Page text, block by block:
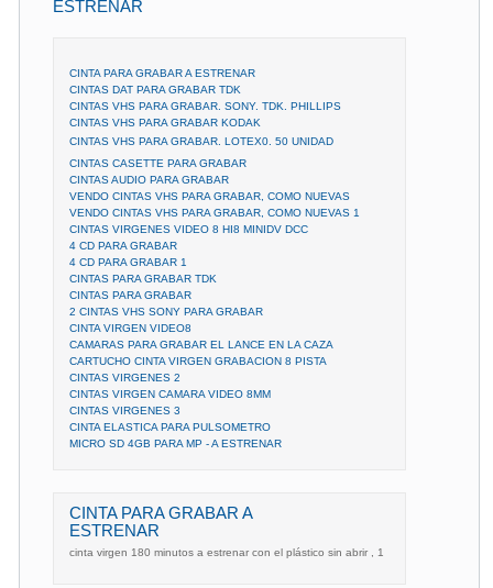
ESTRENAR
CINTA PARA GRABAR A ESTRENAR
CINTAS DAT PARA GRABAR TDK
CINTAS VHS PARA GRABAR. SONY. TDK. PHILLIPS
CINTAS VHS PARA GRABAR KODAK
CINTAS VHS PARA GRABAR. LOTEX0. 50 UNIDAD
CINTAS CASETTE PARA GRABAR
CINTAS AUDIO PARA GRABAR
VENDO CINTAS VHS PARA GRABAR, COMO NUEVAS
VENDO CINTAS VHS PARA GRABAR, COMO NUEVAS 1
CINTAS VIRGENES VIDEO 8 HI8 MINIDV DCC
4 CD PARA GRABAR
4 CD PARA GRABAR 1
CINTAS PARA GRABAR TDK
CINTAS PARA GRABAR
2 CINTAS VHS SONY PARA GRABAR
CINTA VIRGEN VIDEO8
CAMARAS PARA GRABAR EL LANCE EN LA CAZA
CARTUCHO CINTA VIRGEN GRABACION 8 PISTA
CINTAS VIRGENES 2
CINTAS VIRGEN CAMARA VIDEO 8MM
CINTAS VIRGENES 3
CINTA ELASTICA PARA PULSOMETRO
MICRO SD 4GB PARA MP - A ESTRENAR
CINTA PARA GRABAR A
ESTRENAR
cinta virgen 180 minutos a estrenar con el plástico sin abrir , 1 